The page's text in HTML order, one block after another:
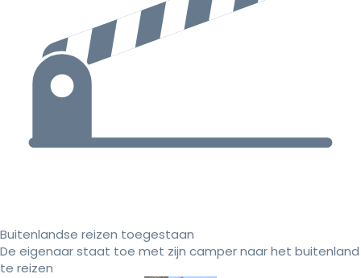
Buitenlandse reizen toegestaan
De eigenaar staat toe met zijn camper naar het buitenland
te reizen